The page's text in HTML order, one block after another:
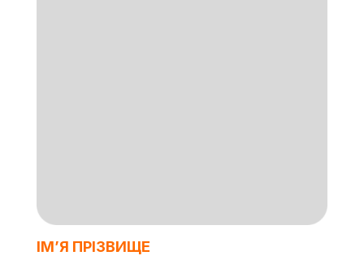
ІМʼЯ ПРІЗВИЩЕ